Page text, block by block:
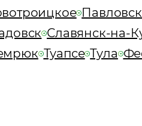
Славянск-на-
Туапсе Тула